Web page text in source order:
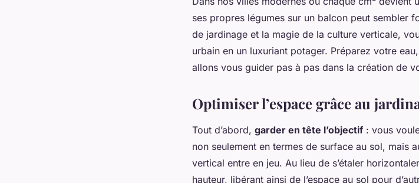
ses propres légumes sur un balcon peut sembler
de jardinage et la magie de la culture verticale,
urbain en un luxuriant potager. Préparez votre
allons vous guider pas à pas dans la création de
Optimiser l’espace grâce au
Tout d’abord, garder en tête l’objectif : vous
non seulement en termes de surface au sol, mais
vertical entre en jeu. Au lieu de s’étaler
hauteur, libérant ainsi de l’espace au sol pour